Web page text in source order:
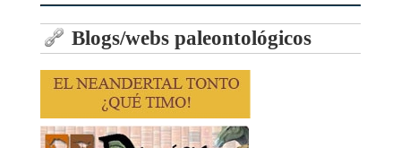
Blogs/webs paleontológicos